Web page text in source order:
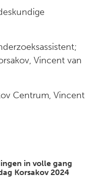
Vincent van
Centrum, Vincent
in volle gang
Korsakov 2024